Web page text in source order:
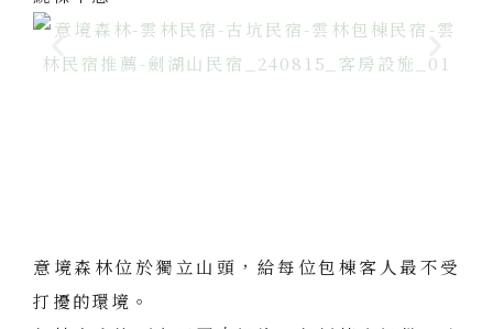
意境森林位於獨立山頭，給每位包棟客人最不受
打擾的環境。